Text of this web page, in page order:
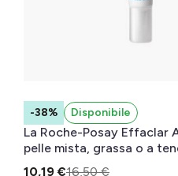
-38% Disponibile
La Roche-Posay Effaclar
pelle mista, grassa o a
acneica 15 ml
10,19 €16,50 €